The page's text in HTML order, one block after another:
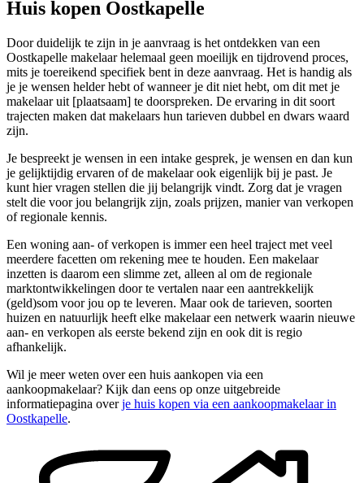
Huis kopen Oostkapelle
Door duidelijk te zijn in je aanvraag is het ontdekken van een
Oostkapelle makelaar helemaal geen moeilijk en tijdrovend proces,
mits je toereikend specifiek bent in deze aanvraag. Het is handig als
je je wensen helder hebt of wanneer je dit niet hebt, om dit met je
makelaar uit [plaatsaam] te doorspreken. De ervaring in dit soort
trajecten maken dat makelaars hun tarieven dubbel en dwars waard
zijn.
Je bespreekt je wensen in een intake gesprek, je wensen en dan kun
je gelijktijdig ervaren of de makelaar ook eigenlijk bij je past. Je
kunt hier vragen stellen die jij belangrijk vindt. Zorg dat je vragen
stelt die voor jou belangrijk zijn, zoals prijzen, manier van verkopen
of regionale kennis.
Een woning aan- of verkopen is immer een heel traject met veel
meerdere facetten om rekening mee te houden. Een makelaar
inzetten is daarom een slimme zet, alleen al om de regionale
marktontwikkelingen door te vertalen naar een aantrekkelijk
(geld)som voor jou op te leveren. Maar ook de tarieven, soorten
huizen en natuurlijk heeft elke makelaar een netwerk waarin nieuwe
aan- en verkopen als eerste bekend zijn en ook dit is regio
afhankelijk.
Wil je meer weten over een huis aankopen via een
aankoopmakelaar? Kijk dan eens op onze uitgebreide
informatiepagina overje huis kopen via een aankoopmakelaar in
Oostkapelle.